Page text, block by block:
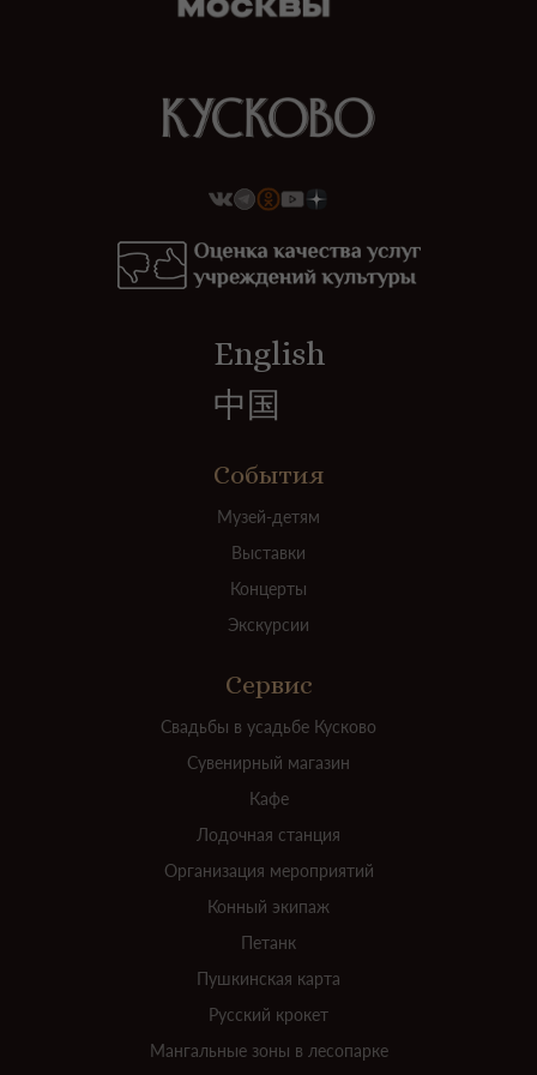
English
中国
События
Музей-детям
Выставки
Концерты
Экскурсии
Сервис
Свадьбы в усадьбе Кусково
Сувенирный магазин
Кафе
Лодочная станция
Организация мероприятий
Конный экипаж
Петанк
Пушкинская карта
Русский крокет
Мангальные зоны в лесопарке